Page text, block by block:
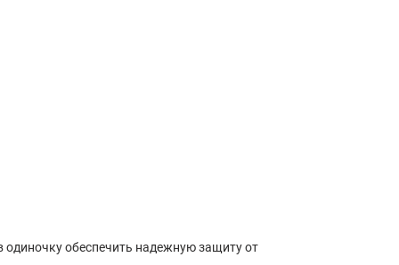
обеспечить надежную защиту от